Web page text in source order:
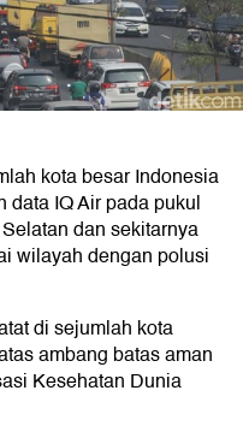
kota besar Indonesia
data IQ Air pada pukul
dan sekitarnya
wilayah dengan polusi
di sejumlah kota
ambang batas aman
Kesehatan Dunia